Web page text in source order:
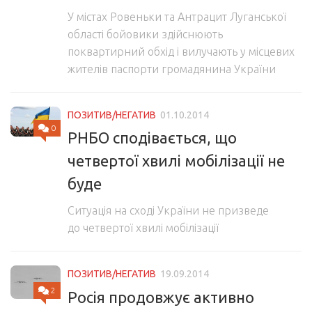
У містах Ровеньки та Антрацит Луганської
області бойовики здійснюють
поквартирний обхід і вилучають у місцевих
жителів паспорти громадянина України
0
ПОЗИТИВ/НЕГАТИВ 01.10.2014
РНБО сподівається, що
четвертої хвилі мобілізації не
буде
Ситуація на сході України не призведе
до четвертої хвилі мобілізації
2
ПОЗИТИВ/НЕГАТИВ 19.09.2014
Росія продовжує активно